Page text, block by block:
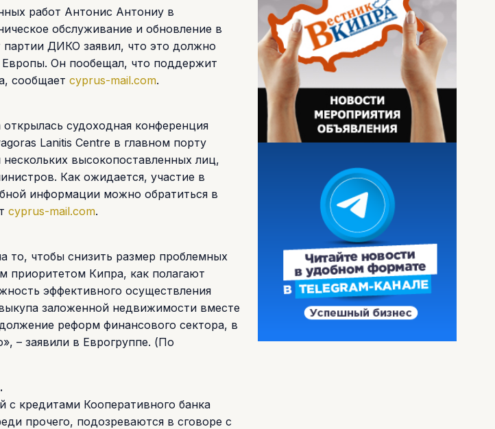
работ Антонис Антониу в
обслуживание и обновление в
партии ДИКО заявил, что это должно
Европы. Он пообещал, что поддержит
сообщает cyprus-mail.com.
судоходная конференция
Lanitis Centre в главном порту
высокопоставленных лиц,
Как ожидается, участие в
информации можно обратиться в
cyprus-mail.com.
то, чтобы снизить размер проблемных
приоритетом Кипра, как полагают
эффективного осуществления
заложенной недвижимости вместе
реформ финансового сектора, в
– заявили в Еврогруппе. (По
кредитами Кооперативного банка
прочего, подозреваются в сговоре с